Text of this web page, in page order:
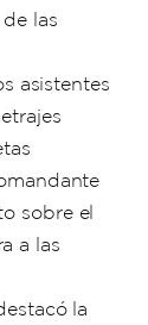
las
asistentes
sobre el
a las
la